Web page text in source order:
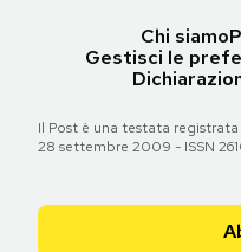
Chi siamo
Gestisci le
Il Post è una testata
28 settembre 2009 - ISSN